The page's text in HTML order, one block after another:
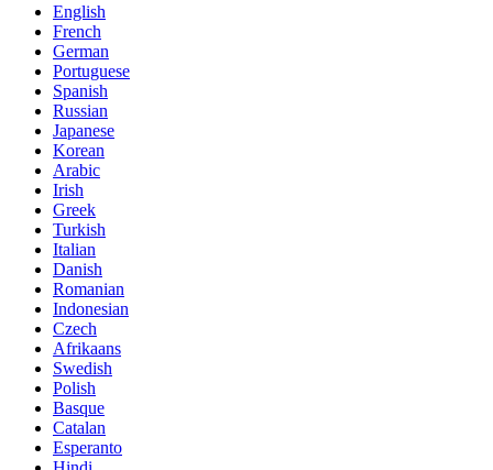
English
French
German
Portuguese
Spanish
Russian
Japanese
Korean
Arabic
Irish
Greek
Turkish
Italian
Danish
Romanian
Indonesian
Czech
Afrikaans
Swedish
Polish
Basque
Catalan
Esperanto